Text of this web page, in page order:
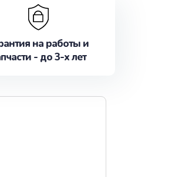
на работы и
- до 3-х лет